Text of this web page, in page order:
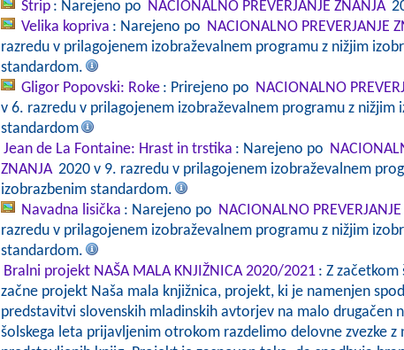
Strip : Narejeno po NACIONALNO PREVERJANJE ZNANJA
Velika kopriva : Narejeno po NACIONALNO PREVERJANJE
razredu v prilagojenem izobraževalnem programu z nižjim
standardom.
Gligor Popovski: Roke : Prirejeno po NACIONALNO
v 6. razredu v prilagojenem izobraževalnem programu z nižjim
standardom
Jean de La Fontaine: Hrast in trstika : Narejeno po
ZNANJA 2020 v 9. razredu v prilagojenem izobraževalnem
izobrazbenim standardom.
Navadna lisička : Narejeno po NACIONALNO
razredu v prilagojenem izobraževalnem programu z nižjim
standardom.
Bralni projekt NAŠA MALA KNJIŽNICA 2020/2021 : Z začetkom
začne projekt Naša mala knjižnica, projekt, ki je namenjen
predstavitvi slovenskih mladinskih avtorjev na malo drugačen
šolskega leta prijavljenim otrokom razdelimo delovne zvezke z